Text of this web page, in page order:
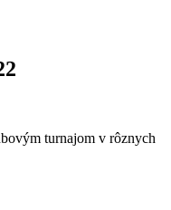
turnajom v rôznych